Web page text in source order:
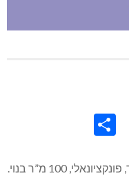
Link
להשכיר בית 5 חדרים, חצר של 600 מ”ר, פונקציונאלי, 100 מ”ר בנוי.